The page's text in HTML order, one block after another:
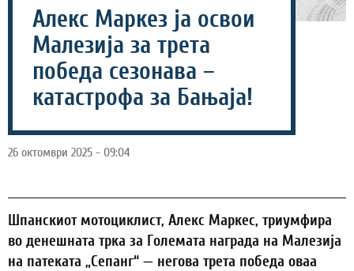
Алекс Маркез ја освои
Малезија за трета
победа сезонава –
катастрофа за Бањаја!
26 октомври 2025 - 09:04
Шпанскиот мотоциклист, Алекс Маркес, триумфира
во денешната трка за Големата награда на Малезија
на патеката „Сепанг“ — негова трета победа оваа